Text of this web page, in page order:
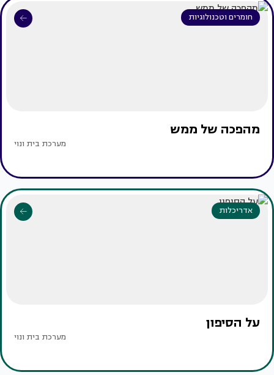
חומרים וטכנולוגיות
מהפכה של ממש
מערכת בית ונוי
אדריכלות
על הסיפון
מערכת בית ונוי